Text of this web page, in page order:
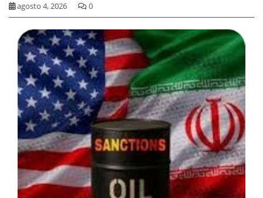
agosto 4, 2026 0